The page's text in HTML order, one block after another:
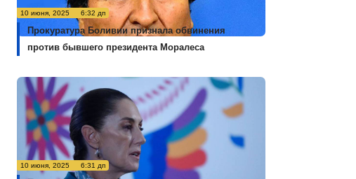
10 июня, 2025 6:32 дп
Прокуратура Боливии признала обвинения
против бывшего президента Моралеса
10 июня, 2025 6:31 дп